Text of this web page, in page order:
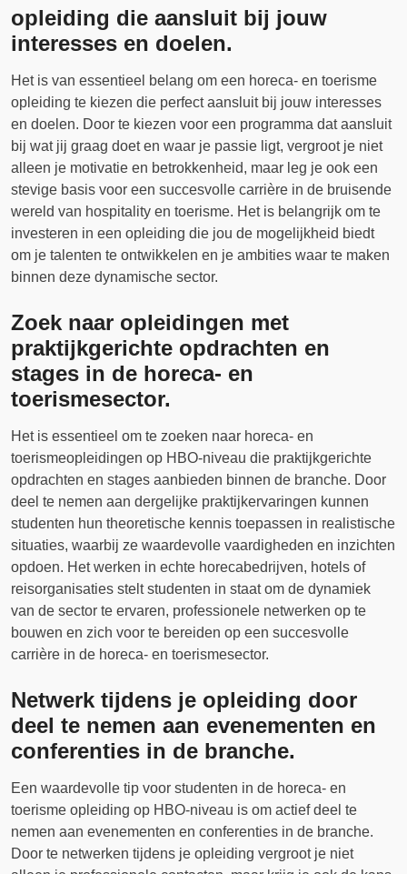
opleiding die aansluit bij jouw
interesses en doelen.
Het is van essentieel belang om een horeca- en toerisme
opleiding te kiezen die perfect aansluit bij jouw interesses
en doelen. Door te kiezen voor een programma dat aansluit
bij wat jij graag doet en waar je passie ligt, vergroot je niet
alleen je motivatie en betrokkenheid, maar leg je ook een
stevige basis voor een succesvolle carrière in de bruisende
wereld van hospitality en toerisme. Het is belangrijk om te
investeren in een opleiding die jou de mogelijkheid biedt
om je talenten te ontwikkelen en je ambities waar te maken
binnen deze dynamische sector.
Zoek naar opleidingen met
praktijkgerichte opdrachten en
stages in de horeca- en
toerismesector.
Het is essentieel om te zoeken naar horeca- en
toerismeopleidingen op HBO-niveau die praktijkgerichte
opdrachten en stages aanbieden binnen de branche. Door
deel te nemen aan dergelijke praktijkervaringen kunnen
studenten hun theoretische kennis toepassen in realistische
situaties, waarbij ze waardevolle vaardigheden en inzichten
opdoen. Het werken in echte horecabedrijven, hotels of
reisorganisaties stelt studenten in staat om de dynamiek
van de sector te ervaren, professionele netwerken op te
bouwen en zich voor te bereiden op een succesvolle
carrière in de horeca- en toerismesector.
Netwerk tijdens je opleiding door
deel te nemen aan evenementen en
conferenties in de branche.
Een waardevolle tip voor studenten in de horeca- en
toerisme opleiding op HBO-niveau is om actief deel te
nemen aan evenementen en conferenties in de branche.
Door te netwerken tijdens je opleiding vergroot je niet